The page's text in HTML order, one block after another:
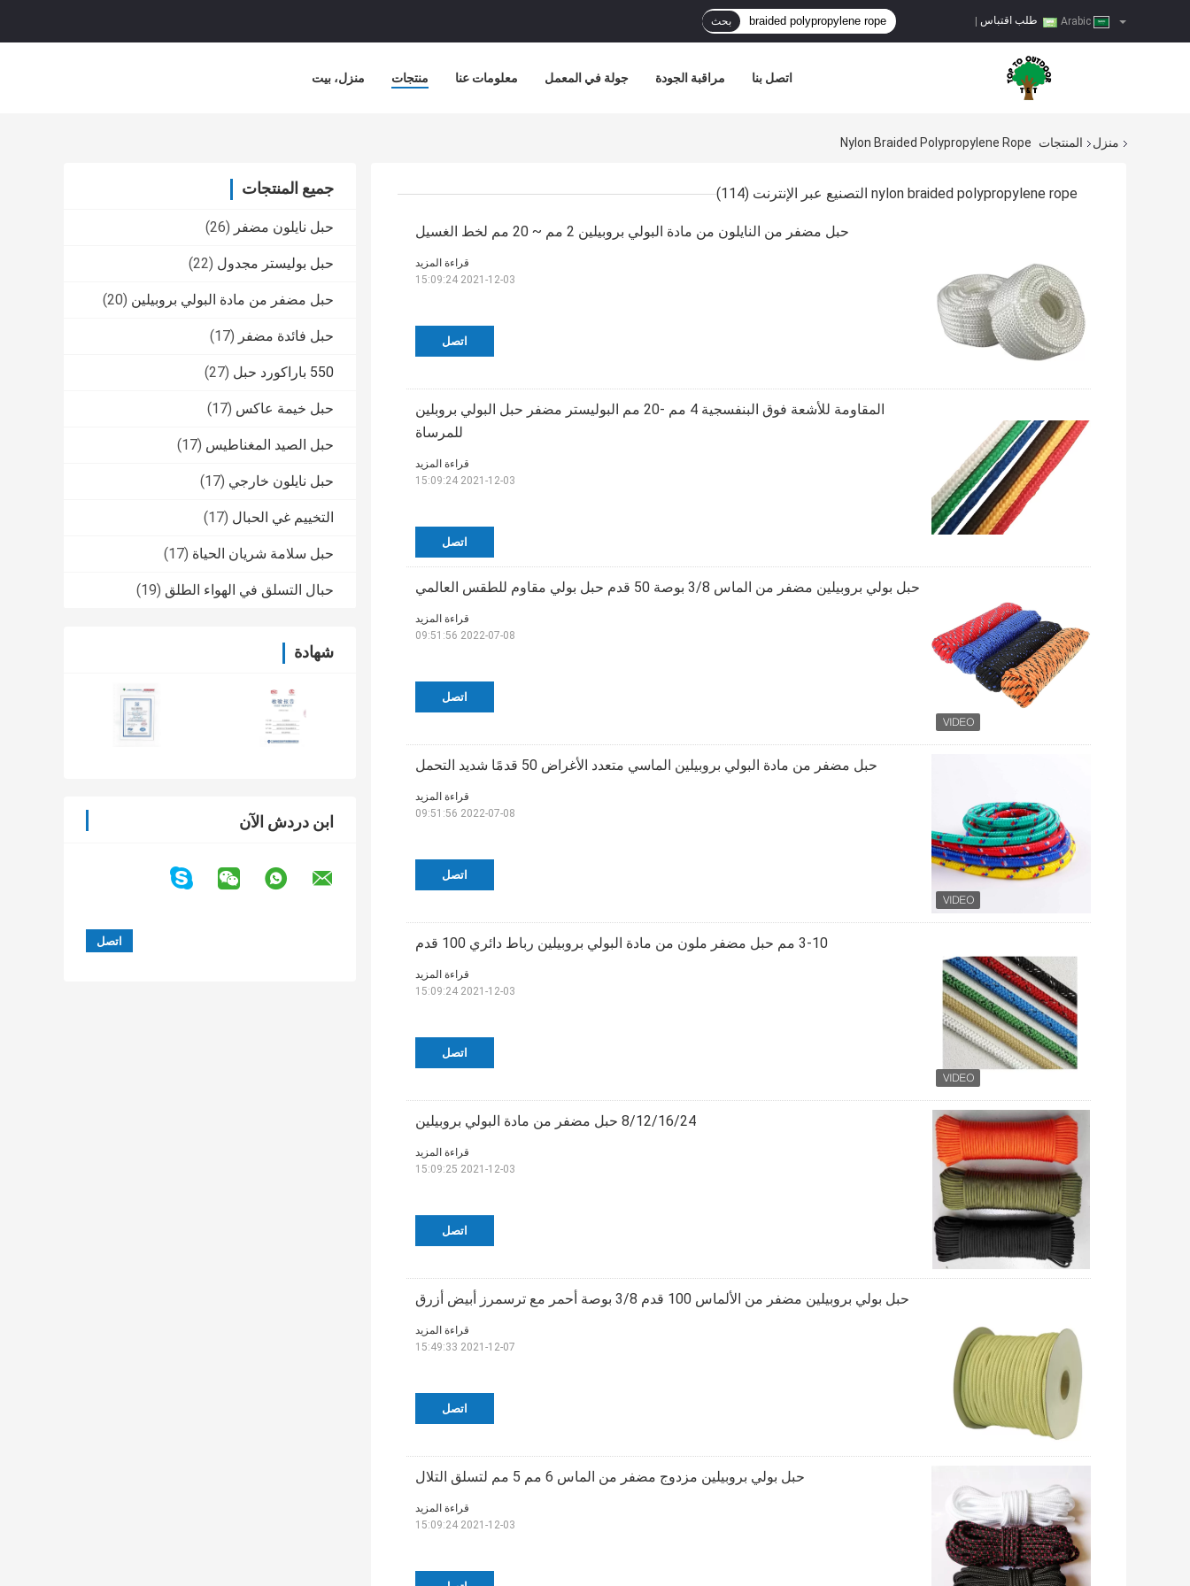
طلب اقتباس بحث
منزل، بيت منتجات معلومات عنا جولة في المعمل مراقبة الجودة اتصل بنا
منزل المنتجات Nylon Braided Polypropylene Rope
جميع المنتجات
حبل نايلون مضفر (26)
حبل بوليستر مجدول (22)
حبل مضفر من مادة البولي بروبيلين (20)
حبل فائدة مضفر (17)
550 باراكورد حبل (27)
حبل خيمة عاكس (17)
حبل الصيد المغناطيس (17)
حبل نايلون خارجي (17)
التخييم غي الحبال (17)
حبل سلامة شريان الحياة (17)
حبال التسلق في الهواء الطلق (19)
شهادة
ابن دردش الآن
nylon braided polypropylene rope التصنيع عبر الإنترنت (114)
حبل مضفر من النايلون من مادة البولي بروبيلين 2 مم ~ 20 مم لخط الغسيل
اتصل
قراءة المزيد
2021-12-03 15:09:24
المقاومة للأشعة فوق البنفسجية 4 مم -20 مم البوليستر مضفر حبل البولي بروبلين
للمرساة
اتصل
قراءة المزيد
2021-12-03 15:09:24
حبل بولي بروبيلين مضفر من الماس 3/8 بوصة 50 قدم حبل بولي مقاوم للطقس العالمي
اتصل
قراءة المزيد
2022-07-08 09:51:56
حبل مضفر من مادة البولي بروبيلين الماسي متعدد الأغراض 50 قدمًا شديد التحمل
اتصل
قراءة المزيد
2022-07-08 09:51:56
3-10 مم حبل مضفر ملون من مادة البولي بروبيلين رباط دائري 100 قدم
اتصل
قراءة المزيد
2021-12-03 15:09:24
8/12/16/24 حبل مضفر من مادة البولي بروبيلين
اتصل
قراءة المزيد
2021-12-03 15:09:25
حبل بولي بروبيلين مضفر من الألماس 100 قدم 3/8 بوصة أحمر مع ترسمرز أبيض أزرق
اتصل
قراءة المزيد
2021-12-07 15:49:33
حبل بولي بروبيلين مزدوج مضفر من الماس 6 مم 5 مم لتسلق التلال
قراءة المزيد
2021-12-03 15:09:24